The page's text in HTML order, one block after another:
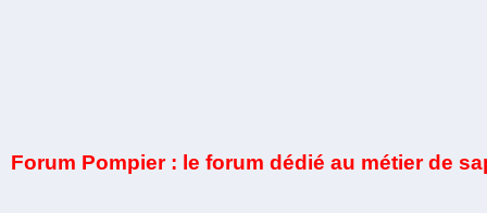
Forum Pompier : le forum dédié au métier de